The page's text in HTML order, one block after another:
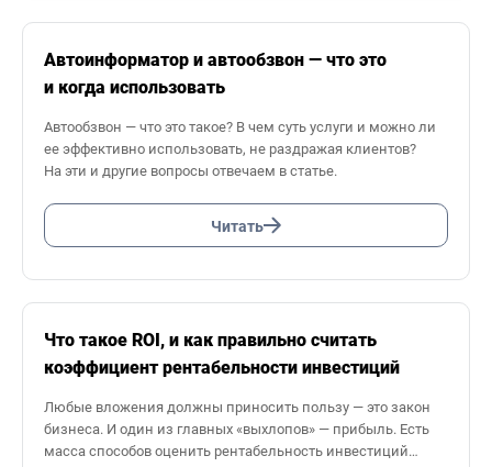
Автоинформатор и автообзвон — что это
и когда использовать
Автообзвон — что это такое? В чем суть услуги и можно ли
ее эффективно использовать, не раздражая клиентов?
На эти и другие вопросы отвечаем в статье.
Читать
Что такое ROI, и как правильно считать
коэффициент рентабельности инвестиций
Любые вложения должны приносить пользу — это закон
бизнеса. И один из главных «выхлопов» — прибыль. Есть
масса способов оценить рентабельность инвестиций